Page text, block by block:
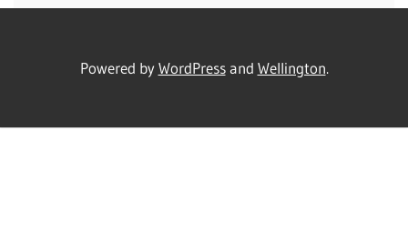
Powered byWordPressand Wellington.